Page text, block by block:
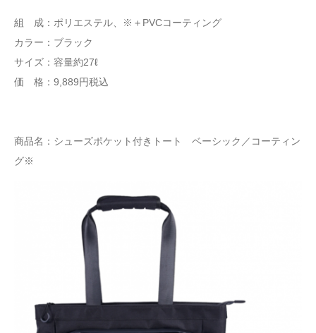
組 成：ポリエステル、※＋PVCコーティング
カラー：ブラック
サイズ：容量約27ℓ
価 格：9,889円税込
商品名：シューズポケット付きトート ベーシック／コーティン
グ※